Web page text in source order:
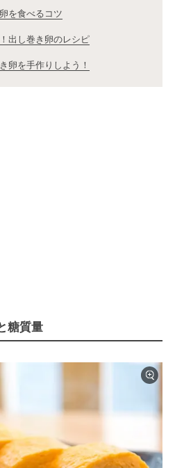
を食べるコツ
出し巻き卵のレシピ
卵を手作りしよう！
糖質量